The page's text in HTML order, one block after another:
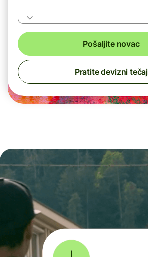
Pošaljite novac
Pratite devizni tečaj